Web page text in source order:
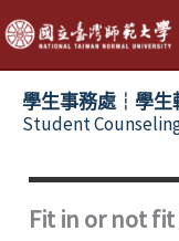
跳
至
主
學生事務處┆學生
Student
Fit in or not